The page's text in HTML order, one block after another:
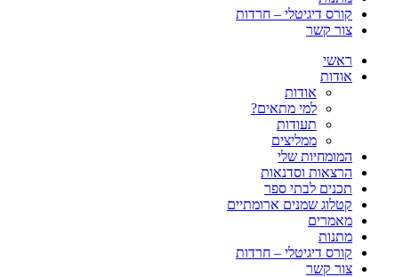
קורס דיגיטלי – חרדות
צור קשר
ראשי
אודות
אודות
למי מתאים?
תעודות
ממליצים
המומחיות שלי
הרצאות וסדנאות
תכנים לבתי ספר
קטלוג שמנים ארומתיים
מאמרים
מתנות
קורס דיגיטלי – חרדות
צור קשר